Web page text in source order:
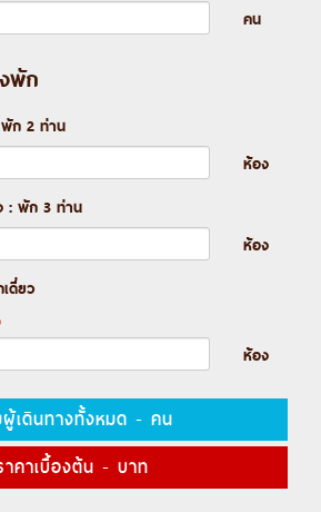
คน
พัก
ก 2 ท่าน
ห้อง
: พัก 3 ท่าน
ห้อง
ดี่ยว
ห้อง
เดินทางทั้งหมด - คน
าคาเบื้องต้น - บาท